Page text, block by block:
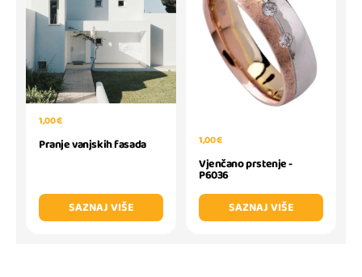
1,00 €
Pranje vanjskih fasada
SAZNAJ VIŠE
1,00 €
Vjenčano prstenje -
P6036
SAZNAJ VIŠE